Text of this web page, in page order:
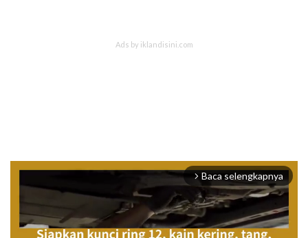
arrow_forward_ios Baca selengkapnya